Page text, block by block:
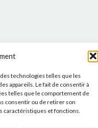
technologies telles que les
appareils. Le fait de consentir à
telles que le comportement de
consentir ou de retirer son
caractéristiques et fonctions.